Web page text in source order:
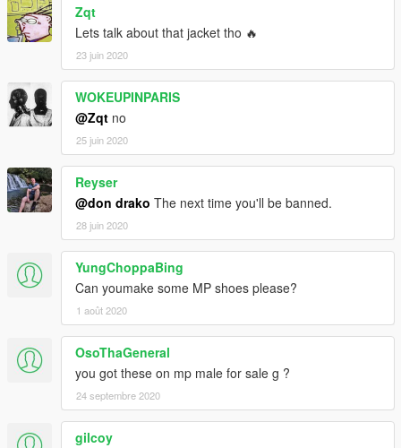
Zqt
Lets talk about that jacket tho 🔥
23 juin 2020
WOKEUPINPARIS
@Zqt no
25 juin 2020
Reyser
@don drako The next time you'll be banned.
28 juin 2020
YungChoppaBing
Can youmake some MP shoes please?
1 août 2020
OsoThaGeneral
you got these on mp male for sale g ?
24 septembre 2020
gilcoy